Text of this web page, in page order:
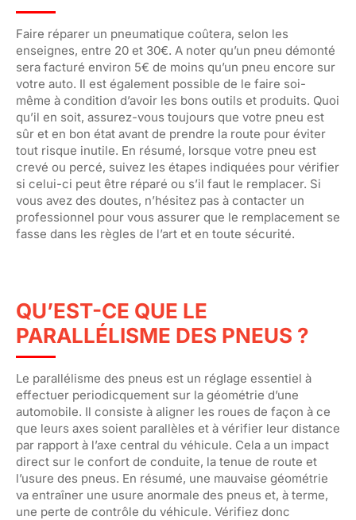
Faire réparer un pneumatique coûtera, selon les
enseignes, entre 20 et 30€. A noter qu’un pneu démonté
sera facturé environ 5€ de moins qu’un pneu encore sur
votre auto. Il est également possible de le faire soi-
même à condition d’avoir les bons outils et produits. Quoi
qu’il en soit, assurez-vous toujours que votre pneu est
sûr et en bon état avant de prendre la route pour éviter
tout risque inutile. En résumé, lorsque votre pneu est
crevé ou percé, suivez les étapes indiquées pour vérifier
si celui-ci peut être réparé ou s’il faut le remplacer. Si
vous avez des doutes, n’hésitez pas à contacter un
professionnel pour vous assurer que le remplacement se
fasse dans les règles de l’art et en toute sécurité.
QU’EST-CE QUE LE
PARALLÉLISME DES PNEUS ?
Le parallélisme des pneus est un réglage essentiel à
effectuer periodicquement sur la géométrie d’une
automobile. Il consiste à aligner les roues de façon à ce
que leurs axes soient parallèles et à vérifier leur distance
par rapport à l’axe central du véhicule. Cela a un impact
direct sur le confort de conduite, la tenue de route et
l’usure des pneus. En résumé, une mauvaise géométrie
va entraîner une usure anormale des pneus et, à terme,
une perte de contrôle du véhicule. Vérifiez donc